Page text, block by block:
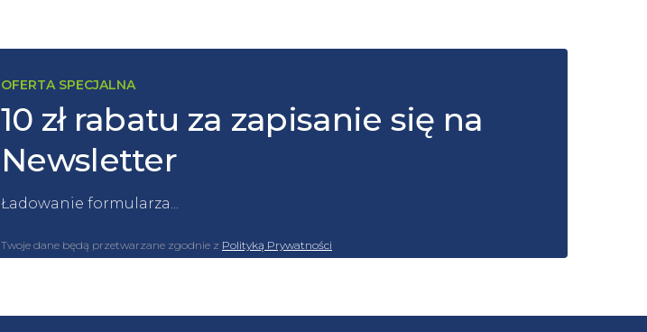
OFERTA SPECJALNA
10 zł rabatu za zapisanie się na
Newsletter
Ładowanie formularza...
Twoje dane będą przetwarzane zgodnie z Polityką Prywatności